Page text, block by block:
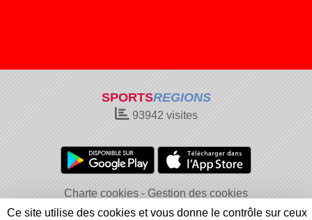
SPORTSREGIONS
93942 visites
Charte cookies
Gestion des cookies
Informations légales
Signaler un contenu inapproprié
Ce site utilise des cookies et vous donne le contrôle sur ceux